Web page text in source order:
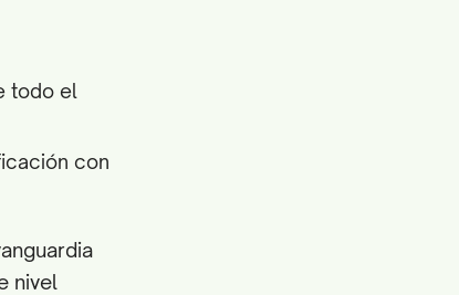
todo el
con
nivel